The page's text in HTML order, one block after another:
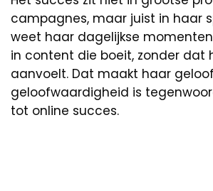
campagnes, maar juist in haar
weet haar dagelijkse
in content die boeit, zonder dat
aanvoelt. Dat maakt haar
geloofwaardigheid is
tot online succes.